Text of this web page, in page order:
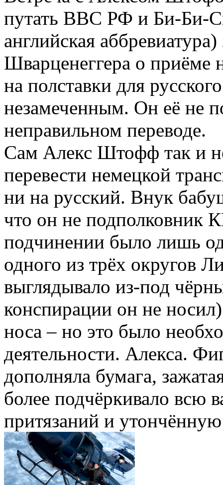
путать ВВС РФ и Би-Би-
английская
Шварценеггера о приёме
на полставки для
незамеченным. Он её не
неправильном переводе.
Сам Алекс Штофф так и
перевести немецкой
ни на русский. Внук
что он не подполковник
подчинении было лишь
одного из трёх округов
выглядывало из-под
конспирации он не
носа – но это было
деятельности. Алекса.
дополняла бумага,
более подчёркивало всю
притязаний и